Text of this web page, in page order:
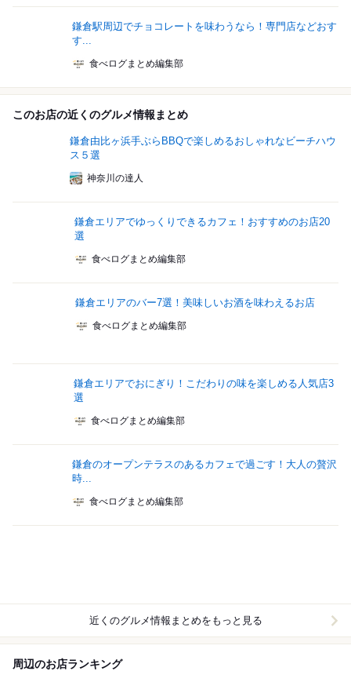
鎌倉駅周辺でチョコレートを味わうなら！専門店などおす
す...
食べログまとめ編集部
このお店の近くのグルメ情報まとめ
鎌倉由比ヶ浜手ぶらBBQで楽しめるおしゃれなビーチハウ
ス５選
神奈川の達人
鎌倉エリアでゆっくりできるカフェ！おすすめのお店20
選
食べログまとめ編集部
鎌倉エリアのバー7選！美味しいお酒を味わえるお店
食べログまとめ編集部
鎌倉エリアでおにぎり！こだわりの味を楽しめる人気店3
選
食べログまとめ編集部
鎌倉のオープンテラスのあるカフェで過ごす！大人の贅沢
時...
食べログまとめ編集部
近くのグルメ情報まとめをもっと見る
周辺のお店ランキング